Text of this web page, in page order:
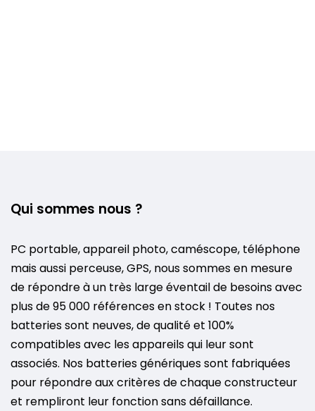
Qui sommes nous ?
PC portable, appareil photo, caméscope, téléphone
mais aussi perceuse, GPS, nous sommes en mesure
de répondre à un très large éventail de besoins avec
plus de 95 000 références en stock ! Toutes nos
batteries sont neuves, de qualité et 100%
compatibles avec les appareils qui leur sont
associés. Nos batteries génériques sont fabriquées
pour répondre aux critères de chaque constructeur
et rempliront leur fonction sans défaillance.